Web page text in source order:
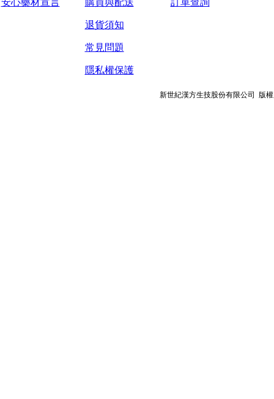
安心藥材宣言 購買與配送
退貨須知
常見問題
隱私權保護
訂單查詢
新世紀漢方生技股份有限公司 版